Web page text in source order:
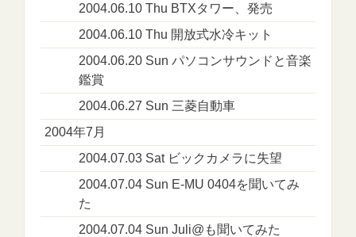
2004.06.10 Thu BTXタワー、発売
2004.06.10 Thu 開放式水冷キット
2004.06.20 Sun パソコンサウンドと音楽
鑑賞
2004.06.27 Sun 三菱自動車
2004年7月
2004.07.03 Sat ビックカメラに失望
2004.07.04 Sun E-MU 0404を聞いてみ
た
2004.07.04 Sun Juli@も聞いてみた